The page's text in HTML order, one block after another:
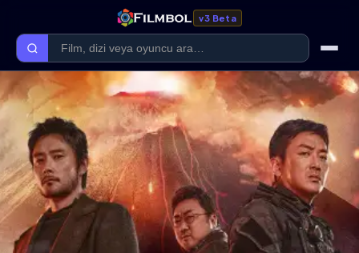
v3 Beta
Ana Sayfa
Forum
Kategoriler
Kaliteler
Film Kategorileri